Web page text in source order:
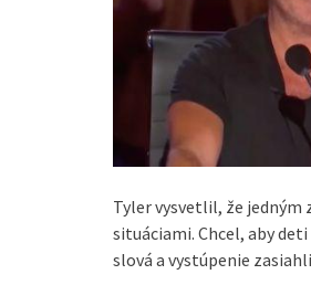
Tyler vysvetlil, že
situáciami. Chcel, aby
slová a vystúpenie